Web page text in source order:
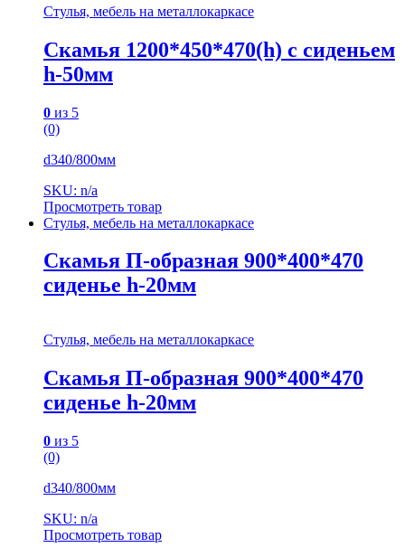
Стулья, мебель на металлокаркасе
Скамья 1200*450*470(h) с сиденьем
h-50мм
0 из 5
(0)
d340/800мм
SKU: n/a
Просмотреть товар
Стулья, мебель на металлокаркасе
Скамья П-образная 900*400*470
сиденье h-20мм
Стулья, мебель на металлокаркасе
Скамья П-образная 900*400*470
сиденье h-20мм
0 из 5
(0)
d340/800мм
SKU: n/a
Просмотреть товар